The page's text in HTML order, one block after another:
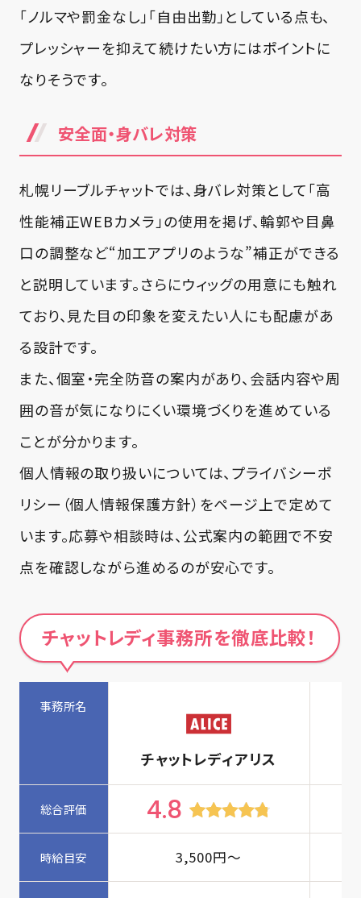
「ノルマや罰金なし」「自由出勤」としている点も、
プレッシャーを抑えて続けたい方にはポイントに
なりそうです。
安全面・身バレ対策
札幌リーブルチャットでは、身バレ対策として「高
性能補正WEBカメラ」の使用を掲げ、輪郭や目鼻
口の調整など“加工アプリのような”補正ができる
と説明しています。さらにウィッグの用意にも触れ
ており、見た目の印象を変えたい人にも配慮があ
る設計です。
また、個室・完全防音の案内があり、会話内容や周
囲の音が気になりにくい環境づくりを進めている
ことが分かります。
個人情報の取り扱いについては、プライバシーポ
リシー（個人情報保護方針）をページ上で定めて
います。応募や相談時は、公式案内の範囲で不安
点を確認しながら進めるのが安心です。
チャットレディ事務所を徹底比較！
チャットレディアリス
4.8
3,500円〜